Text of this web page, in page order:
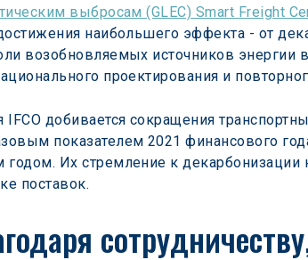
выбросам (GLEC) Smart Freight
наибольшего эффекта - от
возобновляемых источников энергии
проектирования и
добивается сокращения
показателем 2021 финансового
Их стремление к декарбонизации
поставок.